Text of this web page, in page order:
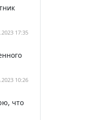
17:35
10:26
что